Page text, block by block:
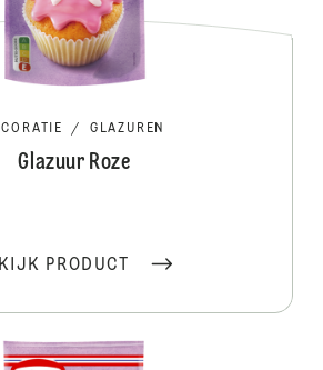
/ GLAZUREN
Glazuur Roze
PRODUCT